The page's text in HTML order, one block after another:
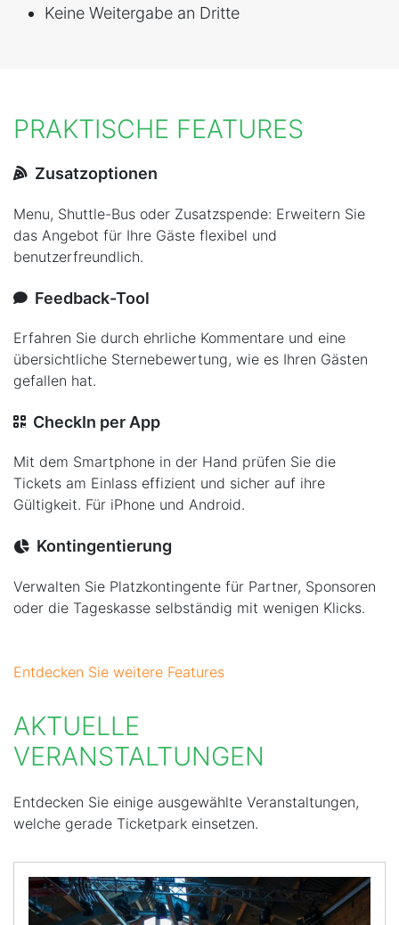
Keine Weitergabe an Dritte
PRAKTISCHE FEATURES
Zusatzoptionen
Menu, Shuttle-Bus oder Zusatzspende: Erweitern Sie
das Angebot für Ihre Gäste flexibel und
benutzerfreundlich.
Feedback-Tool
Erfahren Sie durch ehrliche Kommentare und eine
übersichtliche Sternebewertung, wie es Ihren Gästen
gefallen hat.
CheckIn per App
Mit dem Smartphone in der Hand prüfen Sie die
Tickets am Einlass effizient und sicher auf ihre
Gültigkeit. Für iPhone und Android.
Kontingentierung
Verwalten Sie Platzkontingente für Partner, Sponsoren
oder die Tageskasse selbständig mit wenigen Klicks.
Entdecken Sie weitere Features
AKTUELLE
VERANSTALTUNGEN
Entdecken Sie einige ausgewählte Veranstaltungen,
welche gerade Ticketpark einsetzen.